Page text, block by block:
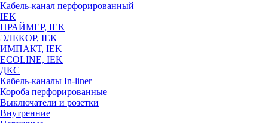
Кабель-канал перфорированный
IEK
ПРАЙМЕР, IEK
ЭЛЕКОР, IEK
ИМПАКТ, IEK
ECOLINE, IEK
ДКС
Кабель-каналы In-liner
Короба перфорированные
Выключатели и розетки
Внутренние